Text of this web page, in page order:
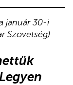
január 30-i
Szövetség)